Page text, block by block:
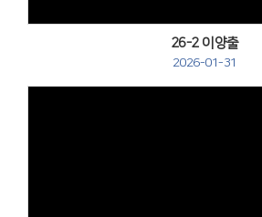
26-2 이양출
2026-01-31